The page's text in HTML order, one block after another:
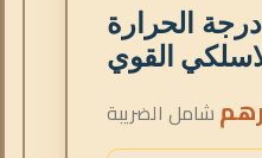
الحرارة
القوي
شامل الضريبة